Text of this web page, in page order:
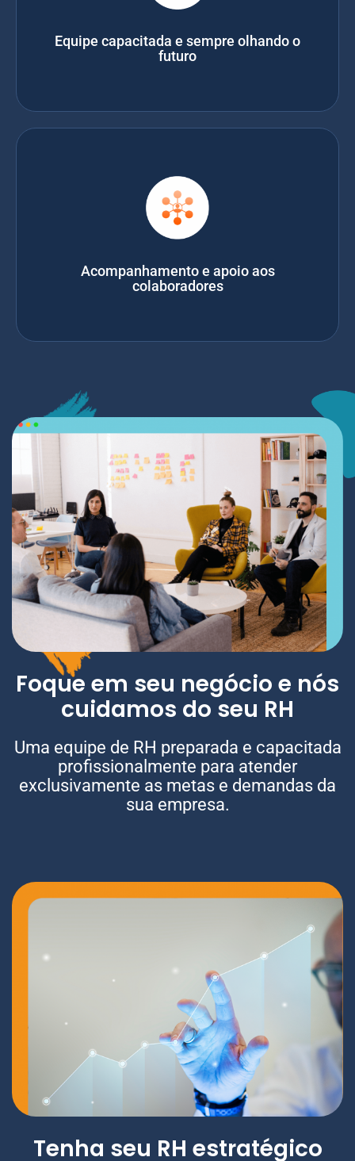
Equipe capacitada e sempre olhando o
futuro
Acompanhamento e apoio aos
colaboradores
Foque em seu negócio e nós
cuidamos do seu RH
Uma equipe de RH preparada e capacitada
profissionalmente para atender
exclusivamente as metas e demandas da
sua empresa.
Tenha seu RH estratégico